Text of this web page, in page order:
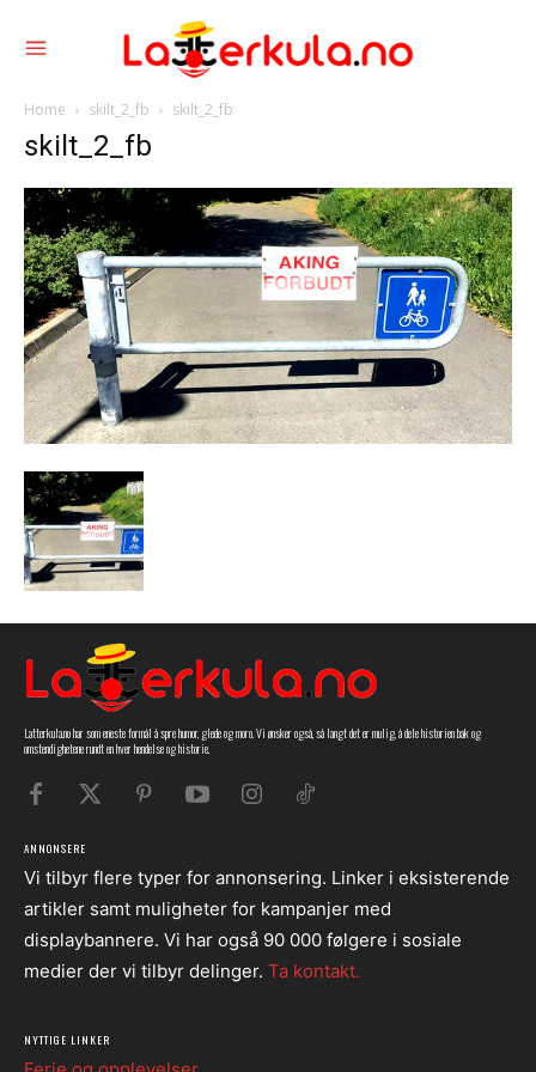
Home skilt_2_fb skilt_2_fb
skilt_2_fb
Latterkula.no har som eneste formål å spre humor, glede og moro. Vi ønsker også, så langt det er mulig, å dele historien bak og
omstendighetene rundt en hver hendelse og historie.
ANNONSERE
Vi tilbyr flere typer for annonsering. Linker i eksisterende
artikler samt muligheter for kampanjer med
displaybannere. Vi har også 90 000 følgere i sosiale
medier der vi tilbyr delinger. Ta kontakt.
NYTTIGE LINKER